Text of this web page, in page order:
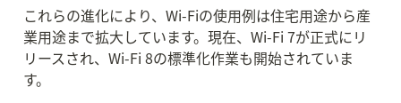
これらの進化により、Wi-Fiの使用例は住宅用途から産
業用途まで拡大しています。現在、Wi-Fi 7が正式にリ
リースされ、Wi-Fi 8の標準化作業も開始されていま
す。